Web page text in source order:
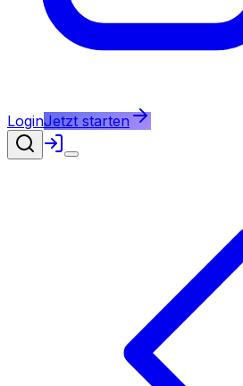
LoginJetzt starten